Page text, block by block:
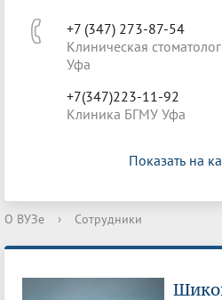
+7 (347) 273-87-54
Клиническая
Уфа
+7(347)223-11-92
Клиника БГМУ Уфа
Показать на
О ВУЗе › Сотрудники